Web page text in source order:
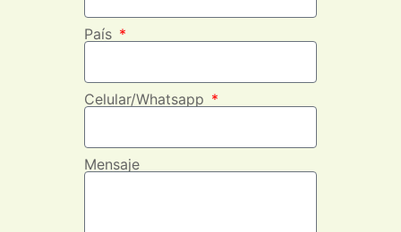
País
Celular/Whatsapp
Mensaje